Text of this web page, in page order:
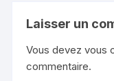
Laisser un
Vous devezvous
commentaire.